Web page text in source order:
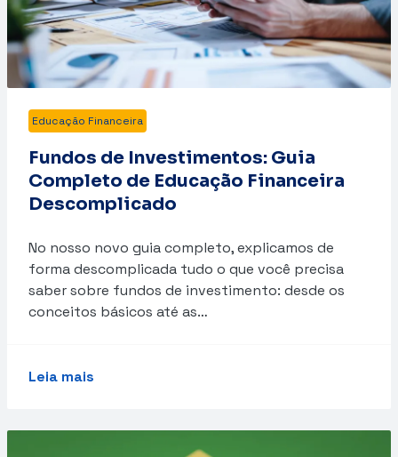
Educação Financeira
Fundos de Investimentos: Guia
Completo de Educação Financeira
Descomplicado
No nosso novo guia completo, explicamos de
forma descomplicada tudo o que você precisa
saber sobre fundos de investimento: desde os
conceitos básicos até as…
Leia mais